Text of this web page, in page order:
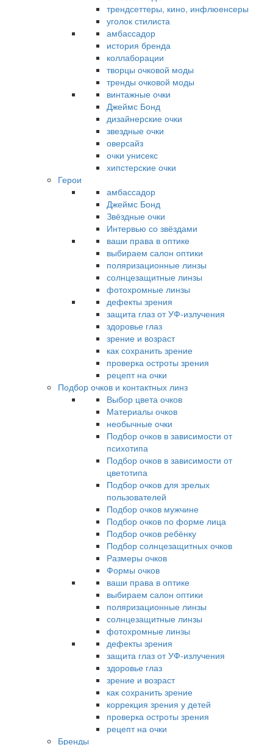
трендсеттеры, кино, инфлюенсеры
уголок стилиста
амбассадор
история бренда
коллаборации
творцы очковой моды
тренды очковой моды
винтажные очки
Джеймс Бонд
дизайнерские очки
звездные очки
оверсайз
очки унисекс
хипстерские очки
Герои
амбассадор
Джеймс Бонд
Звёздные очки
Интервью со звёздами
ваши права в оптике
выбираем салон оптики
поляризационные линзы
солнцезащитные линзы
фотохромные линзы
дефекты зрения
защита глаз от УФ-излучения
здоровье глаз
зрение и возраст
как сохранить зрение
проверка остроты зрения
рецепт на очки
Подбор очков и контактных линз
Выбор цвета очков
Материалы очков
необычные очки
Подбор очков в зависимости от
психотипа
Подбор очков в зависимости от
цветотипа
Подбор очков для зрелых
пользователей
Подбор очков мужчине
Подбор очков по форме лица
Подбор очков ребёнку
Подбор солнцезащитных очков
Размеры очков
Формы очков
ваши права в оптике
выбираем салон оптики
поляризационные линзы
солнцезащитные линзы
фотохромные линзы
дефекты зрения
защита глаз от УФ-излучения
здоровье глаз
зрение и возраст
как сохранить зрение
коррекция зрения у детей
проверка остроты зрения
рецепт на очки
Бренды